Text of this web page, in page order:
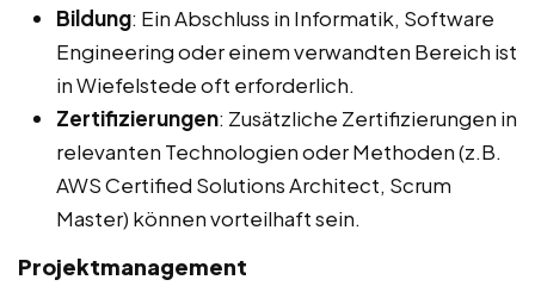
Bildung: Ein Abschluss in Informatik, Software
Engineering oder einem verwandten Bereich ist
in Wiefelstede oft erforderlich.
Zertifizierungen: Zusätzliche Zertifizierungen in
relevanten Technologien oder Methoden (z.B.
AWS Certified Solutions Architect, Scrum
Master) können vorteilhaft sein.
Projektmanagement